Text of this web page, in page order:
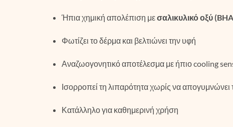
Ήπια χημική απολέπιση μεσαλικυλικό οξύ
Φωτίζει το δέρμα και βελτιώνει την υφή
Αναζωογονητικό αποτέλεσμα με ήπιο cooling
Ισορροπεί τη λιπαρότητα χωρίς να
Κατάλληλο για καθημερινή χρήση